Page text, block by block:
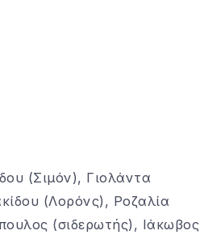
(Σιμόν), Γιολάντα
(Λορόνς), Ροζαλία
(σιδερωτής), Ιάκωβος